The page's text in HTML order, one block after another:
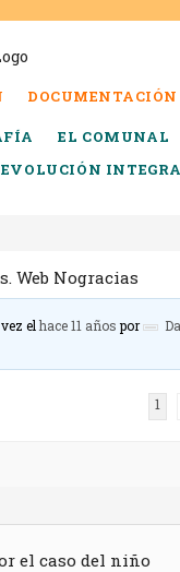
DOCUMENTACIÓN
EL COMUNAL
Web Nogracias
el hace 11 añospor
1
el caso del niño